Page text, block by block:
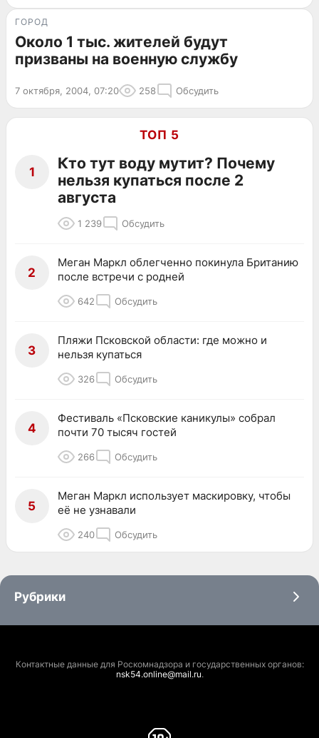
ГОРОД
Около 1 тыс. жителей будут
призваны на военную службу
7 октября, 2004, 07:20 258 Обсудить
ТОП 5
1
Кто тут воду мутит? Почему
нельзя купаться после 2
августа
1 239 Обсудить
2
Меган Маркл облегченно покинула Британию
после встречи с родней
642 Обсудить
3
Пляжи Псковской области: где можно и
нельзя купаться
326 Обсудить
4
Фестиваль «Псковские каникулы» собрал
почти 70 тысяч гостей
266 Обсудить
5
Меган Маркл использует маскировку, чтобы
её не узнавали
240 Обсудить
Рубрики
Контактные данные для Роскомнадзора и государственных органов:
nsk54.online@mail.ru.